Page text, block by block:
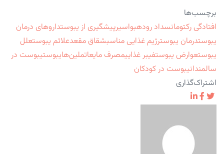
برچسب‌ها
افتادگی رکتومانسداد رودهبواسیرپیشگیری از یبوستداروهای درمان
یبوستدرمان یبوسترژیم غذایی مناسبشقاق مقعدعلائم یبوستعلل
یبوستعوارض یبوستفیبر غذاییمصرف مایعاتملین‌هایبوستیبوست در
سالمندانیبوست در کودکان
اشتراک‌گذاری